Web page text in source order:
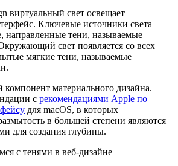
виртуальный свет освещает
Ключевые источники света
направленные тени, называемые
свет появляется со всех
мягкие тени, называемые
материального дизайна.
с рекомендациями Apple по
для macOS, в которых
в большей степени являются
для создания глубины.